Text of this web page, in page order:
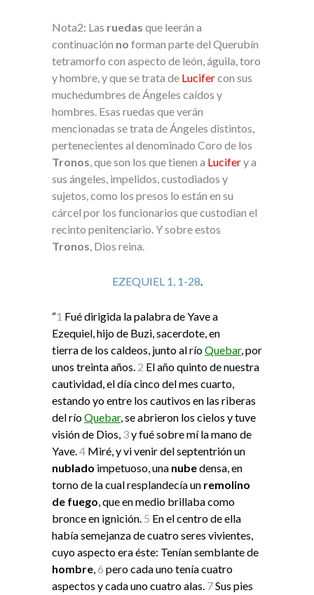
Nota2: Las ruedas que leerán a
continuación no forman parte del Querubín
tetramorfo con aspecto de león, águila, toro
y hombre, y que se trata de Lucifercon sus
muchedumbres de Ángeles caídos y
hombres. Esas ruedas que verán
mencionadas se trata de Ángeles distintos,
pertenecientes al denominado Coro de los
Tronos, que son los que tienen a Lucifery a
sus ángeles, impelidos, custodiados y
sujetos, como los presos lo están en su
cárcel por los funcionarios que custodian el
recinto penitenciario. Y sobre estos
Tronos, Dios reina.
EZEQUIEL 1, 1-28.
“1 Fué dirigida la palabra de Yave a
Ezequiel, hijo de Buzi, sacerdote, en
tierra de los caldeos, junto al ríoQuebar, por
unos treinta años. 2 El año quinto de nuestra
cautividad, el día cinco del mes cuarto,
estando yo entre los cautivos en las riberas
del ríoQuebar, se abrieron los cielos y tuve
visión de Dios, 3y fué sobre mí la mano de
Yave.4 Miré, y vi venir del septentrión un
nublado impetuoso, una nubedensa, en
torno de la cual resplandecía un remolino
de fuego, que en medio brillaba como
bronce en ignición. 5 En el centro de ella
había semejanza de cuatro seres vivientes,
cuyo aspecto era éste: Tenían semblante de
hombre,6 pero cada uno tenía cuatro
aspectos y cada uno cuatro alas. 7Sus pies